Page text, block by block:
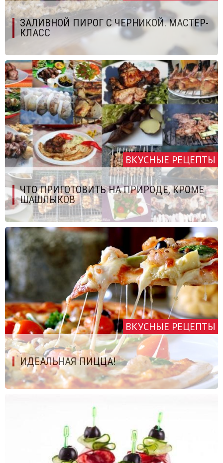
ЗАЛИВНОЙ ПИРОГ С ЧЕРНИКОЙ. МАСТЕР-
КЛАСС
ВКУСНЫЕ РЕЦЕПТЫ
ЧТО ПРИГОТОВИТЬ НА ПРИРОДЕ, КРОМЕ
ШАШЛЫКОВ
ВКУСНЫЕ РЕЦЕПТЫ
ИДЕАЛЬНАЯ ПИЦЦА!